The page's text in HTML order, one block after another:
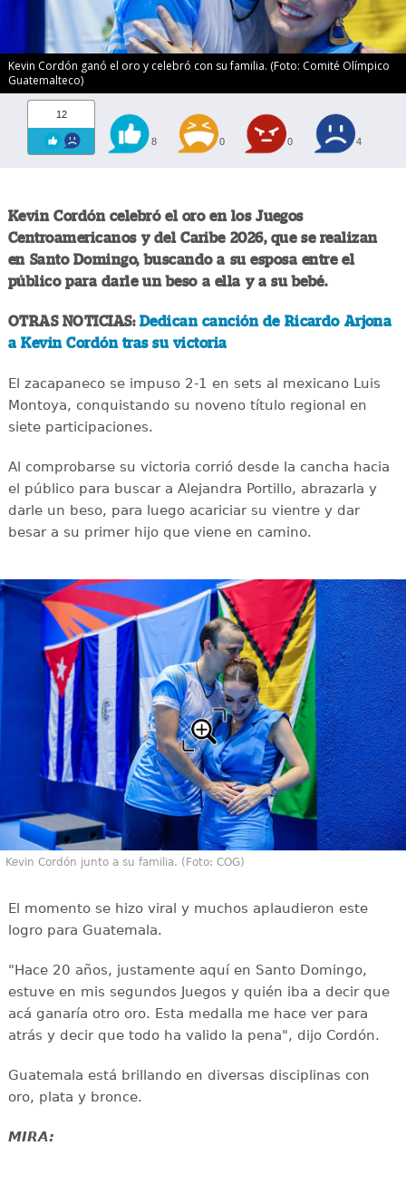
Kevin Cordón ganó el oro y celebró con su familia. (Foto: Comité Olímpico
Guatemalteco)
12
8 0 0 4
Kevin Cordón celebró el oro en los Juegos
Centroamericanos y del Caribe 2026, que se realizan
en Santo Domingo, buscando a su esposa entre el
público para darle un beso a ella y a su bebé.
OTRAS NOTICIAS: Dedican canción de Ricardo Arjona
a Kevin Cordón tras su victoria
El zacapaneco se impuso 2-1 en sets al mexicano Luis
Montoya, conquistando su noveno título regional en
siete participaciones.
Al comprobarse su victoria corrió desde la cancha hacia
el público para buscar a Alejandra Portillo, abrazarla y
darle un beso, para luego acariciar su vientre y dar
besar a su primer hijo que viene en camino.
Kevin Cordón junto a su familia. (Foto: COG)
El momento se hizo viral y muchos aplaudieron este
logro para Guatemala.
"Hace 20 años, justamente aquí en Santo Domingo,
estuve en mis segundos Juegos y quién iba a decir que
acá ganaría otro oro. Esta medalla me hace ver para
atrás y decir que todo ha valido la pena", dijo Cordón.
Guatemala está brillando en diversas disciplinas con
oro, plata y bronce.
MIRA: